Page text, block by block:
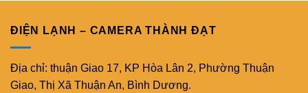
ĐIỆN LẠNH – CAMERA THÀNH ĐẠT
Địa chỉ: thuận Giao 17, KP Hòa Lân 2, Phường Thuận
Giao, Thị Xã Thuận An, Bình Dương.